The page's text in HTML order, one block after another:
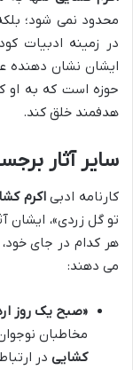
محدود نمی شود؛
در زمینه ادبیات
ایشان نشان دهنده
حوزه است که به او
هدفمند خلق کند.
سایر آثار
کارنامه ادبیاکرم
تو گل زردی»، ایشان
هر کدام در جای خود،
می دهند:
«صبح یک روز
مخاطبان
کشایی در